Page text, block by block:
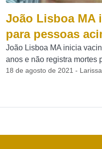
João Lisboa MA
para pessoas
João Lisboa MA inicia
anos e não registra mortes
18 de agosto de 2021 -